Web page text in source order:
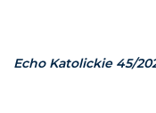
Echo Katolickie 45/